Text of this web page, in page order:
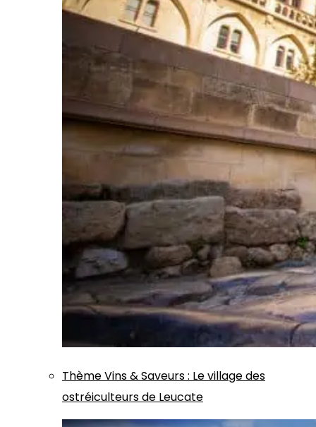
ThèmeVins & Saveurs: Le village des
ostréiculteurs de Leucate